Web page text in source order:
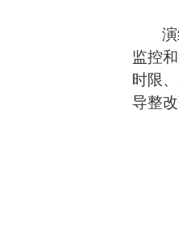
监控
时限
导整